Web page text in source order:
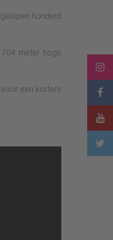
honderd
meter hoge
een kortere